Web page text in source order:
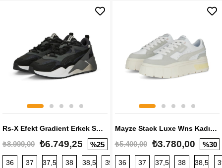
Rs-X Efekt Gradient Erkek Sneaker
₺8.999,00 ₺6.749,25 %25
36 37 37,5 38 38,5 39 40 40,5 41 42 42,5
Mayze Stack Luxe Wns Kadın Sneaker
₺5.400,00 ₺3.780,00 %30
36 37 37,5 38 38,5